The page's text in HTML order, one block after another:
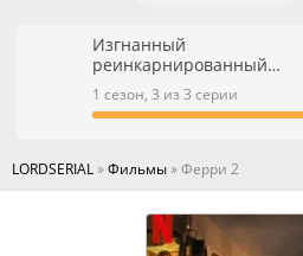
Изгнанный
реинкарнированный
тяжёлый рыцарь не имеет
себе равных в знаниях
игры
1 сезон, 3 из 3 серии
LORDSERIAL»Фильмы» Ферри 2